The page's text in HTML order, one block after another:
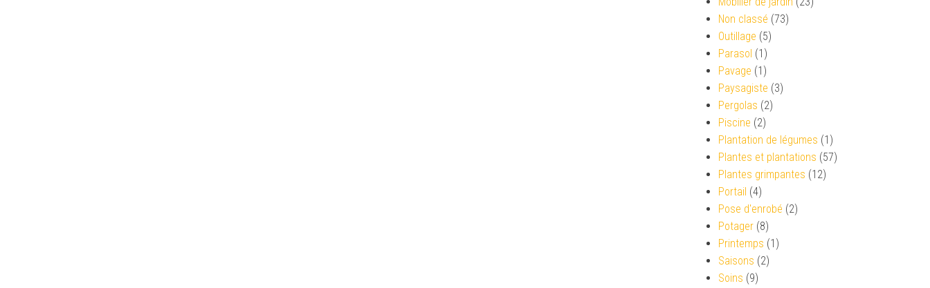
Non classé (73)
Outillage (5)
Parasol (1)
Pavage (1)
Paysagiste (3)
Pergolas (2)
Piscine (2)
Plantation de légumes (1)
Plantes et plantations (57)
Plantes grimpantes (12)
Portail (4)
Pose d'enrobé (2)
Potager (8)
Printemps (1)
Saisons (2)
Soins (9)